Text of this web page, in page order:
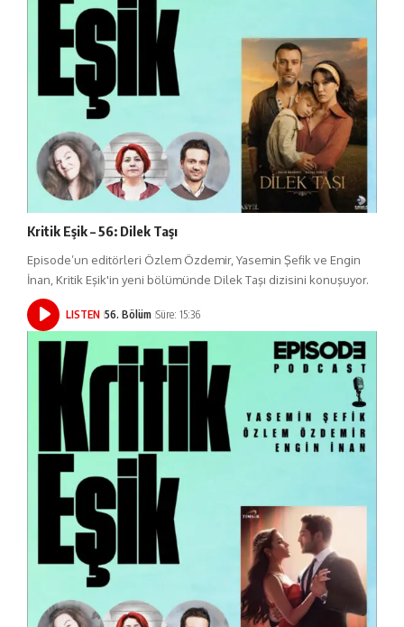
Kritik Eşik – 56: Dilek Taşı
Episode’un editörleri Özlem Özdemir, Yasemin Şefik ve Engin
İnan, Kritik Eşik'in yeni bölümünde Dilek Taşı dizisini konuşuyor.
LISTEN 56. Bölüm Süre: 15:36